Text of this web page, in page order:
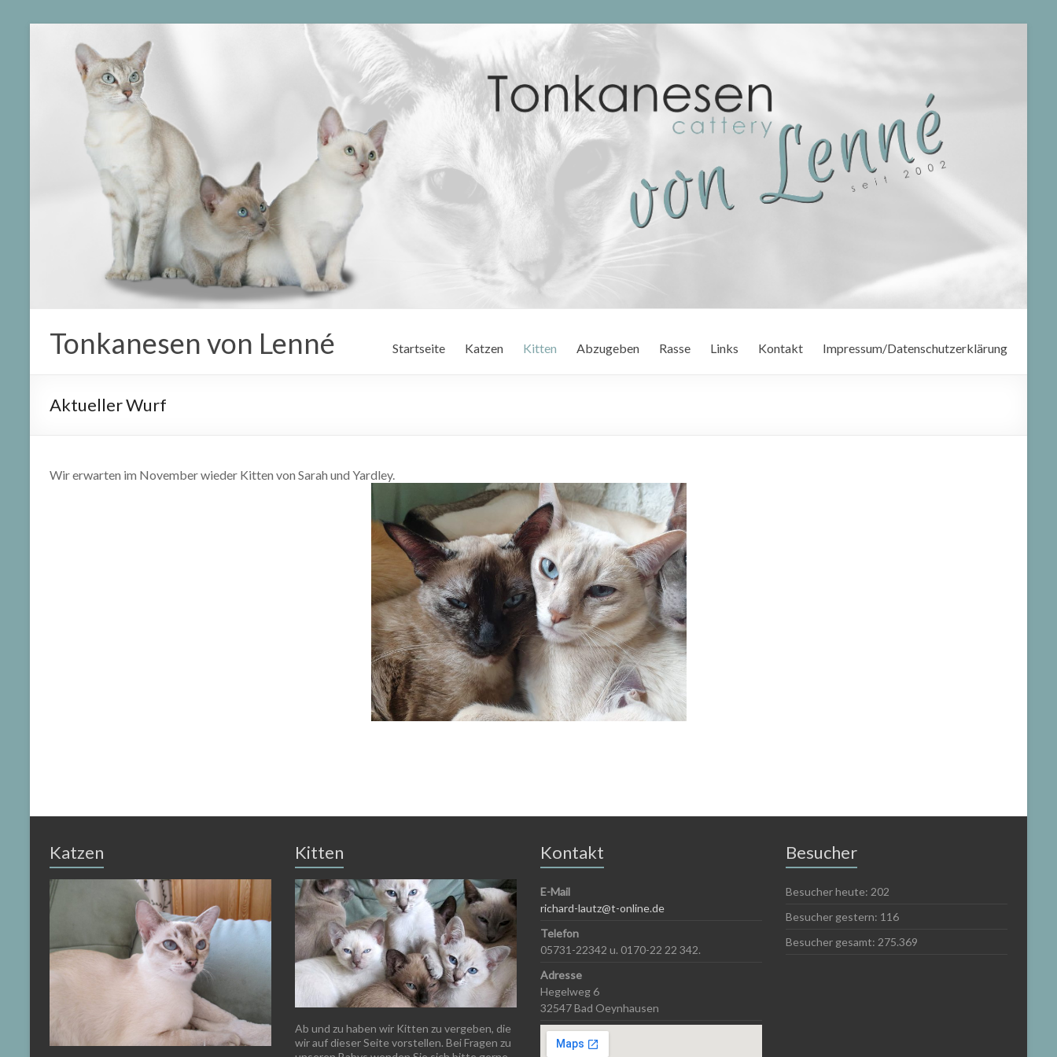
Tonkanesen von Lenné Startseite Katzen Kitten Abzugeben Rasse Links Kontakt Impressum/Datenschutzerklärung
Aktueller Wurf
Wir erwarten im November wieder Kitten von Sarah und Yardley.
Katzen Kitten
Ab und zu haben wir Kitten zu vergeben, die
wir auf dieser Seite vorstellen. Bei Fragen zu
Kontakt
E-Mail
richard-lautz@t-online.de
Telefon
05731-22342 u. 0170-22 22 342.
Adresse
Hegelweg 6
32547 Bad Oeynhausen
Besucher
Besucher heute: 202
Besucher gestern: 116
Besucher gesamt: 275.369